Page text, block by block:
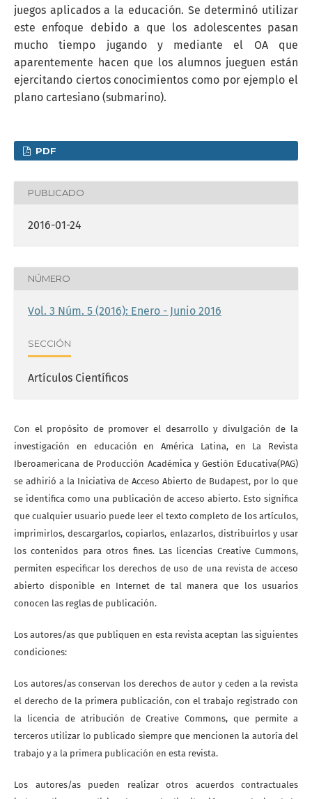
juegos aplicados a la educación. Se determinó utilizar
este enfoque debido a que los adolescentes pasan
mucho tiempo jugando y mediante el OA que
aparentemente hacen que los alumnos jueguen están
ejercitando ciertos conocimientos como por ejemplo el
plano cartesiano (submarino).
PDF
PUBLICADO
2016-01-24
NÚMERO
Vol. 3 Núm. 5 (2016): Enero - Junio 2016
SECCIÓN
Artículos Científicos
Con el propósito de promover el desarrollo y divulgación de la
investigación en educación en América Latina, en La Revista
Iberoamericana de Producción Académica y Gestión Educativa(PAG)
se adhirió a la Iniciativa de Acceso Abierto de Budapest, por lo que
se identifica como una publicación de acceso abierto. Esto significa
que cualquier usuario puede leer el texto completo de los artículos,
imprimirlos, descargarlos, copiarlos, enlazarlos, distribuirlos y usar
los contenidos para otros fines. Las licencias Creative Cummons,
permiten especificar los derechos de uso de una revista de acceso
abierto disponible en Internet de tal manera que los usuarios
conocen las reglas de publicación.
Los autores/as que publiquen en esta revista aceptan las siguientes
condiciones:
Los autores/as conservan los derechos de autor y ceden a la revista
el derecho de la primera publicación, con el trabajo registrado con
la licencia de atribución de Creative Commons, que permite a
terceros utilizar lo publicado siempre que mencionen la autoría del
trabajo y a la primera publicación en esta revista.
Los autores/as pueden realizar otros acuerdos contractuales